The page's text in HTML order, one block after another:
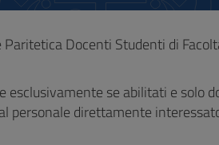
Docenti Studenti di
esclusivamente se abilitati e solo
personale direttamente